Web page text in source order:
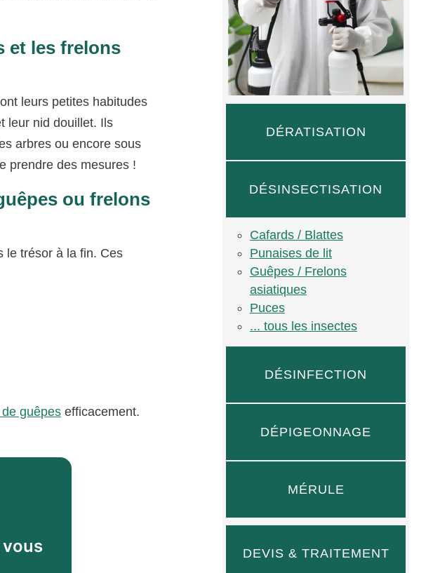
et les frelons
leurs petites habitudes
leur nid douillet. Ils
arbres ou encore sous
prendre des mesures !
ou frelons
le trésor à la fin. Ces
guêpes efficacement.
DÉRATISATION
DÉSINSECTISATION
Cafards / Blattes
Punaises de lit
Guêpes / Frelons
asiatiques
Puces
... tous les insectes
DÉSINFECTION
DÉPIGEONNAGE
MÉRULE
DEVIS & TRAITEMENT